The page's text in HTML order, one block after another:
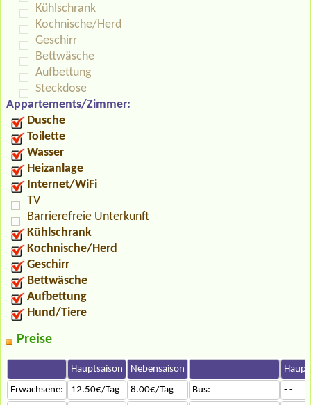
Kühlschrank
Kochnische/Herd
Geschirr
Bettwäsche
Aufbettung
Steckdose
Appartements/Zimmer:
Dusche
Toilette
Wasser
Heizanlage
Internet/WiFi
TV
Barrierefreie Unterkunft
Kühlschrank
Kochnische/Herd
Geschirr
Bettwäsche
Aufbettung
Hund/Tiere
Preise
Hauptsaison Nebensaison
Erwachsene:
12.50€/Tag 8.00€/Tag Bus: - -